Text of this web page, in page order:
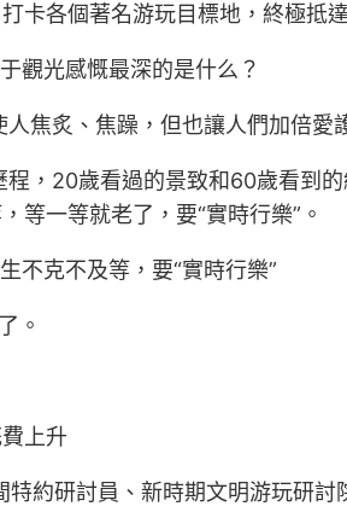
卡各個著名游玩目標地，終極抵
觀光感慨最深的是什么？
人焦炙、焦躁，但也讓人們加倍愛
程，20歲看過的景致和60歲看到
等一等就老了，要“實時行樂”。
不克不及等，要“實時行樂”
。
上升
約研討員、新時期文明游玩研討